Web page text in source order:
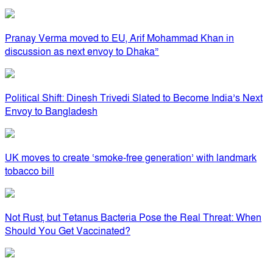
Pranay Verma moved to EU, Arif Mohammad Khan in
discussion as next envoy to Dhaka”
Political Shift: Dinesh Trivedi Slated to Become India’s Next
Envoy to Bangladesh
UK moves to create ‘smoke-free generation’ with landmark
tobacco bill
Not Rust, but Tetanus Bacteria Pose the Real Threat: When
Should You Get Vaccinated?